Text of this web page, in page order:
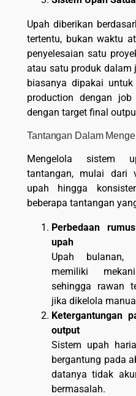
Upah diberikan
tertentu, bukan waktu
penyelesaian satu
atau satu produk dalam
biasanya dipakai
production dengan
dengan target final
Tantangan Dalam
Mengelola sistem
tantangan, mulai dari
upah hingga
beberapa tantangan
Perbedaan
upah
Upah bulanan,
memiliki
sehingga rawan
jika dikelola
Ketergantungan
output
Sistem upah
bergantung pada
datanya tidak
bermasalah.